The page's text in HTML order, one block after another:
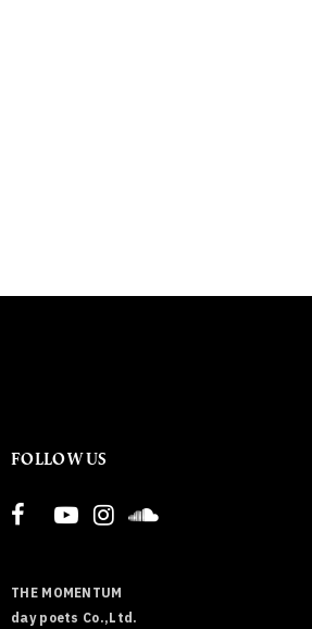
FOLLOW US
THE MOMENTUM
day poets Co.,Ltd.